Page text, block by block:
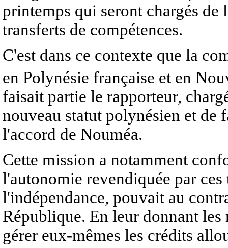
printemps qui seront chargés de
transferts de compétences.
C'est dans ce contexte que la
en Polynésie française et en
faisait partie le rapporteur,
nouveau statut polynésien et de
l'accord de Nouméa.
Cette mission a notamment
l'autonomie revendiquée par
l'indépendance, pouvait au
République. En leur donnant
gérer eux-mêmes les crédits